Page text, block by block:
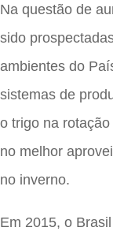
Na questão de
sido
ambientes do
sistemas de
o trigo na
no melhor
no inverno.
Em 2015, o